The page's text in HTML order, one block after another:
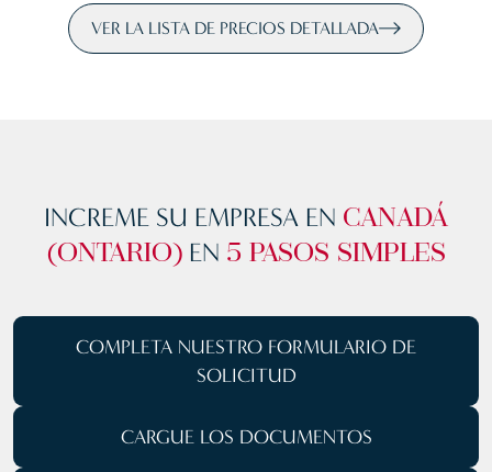
VER LA LISTA DE PRECIOS DETALLADA
INCREME SU EMPRESA EN CANADÁ
(ONTARIO)EN 5 PASOS SIMPLES
COMPLETA NUESTRO FORMULARIO DE
SOLICITUD
CARGUE LOS DOCUMENTOS